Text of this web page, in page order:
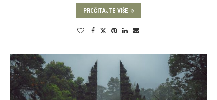
PROČITAJTE VIŠE